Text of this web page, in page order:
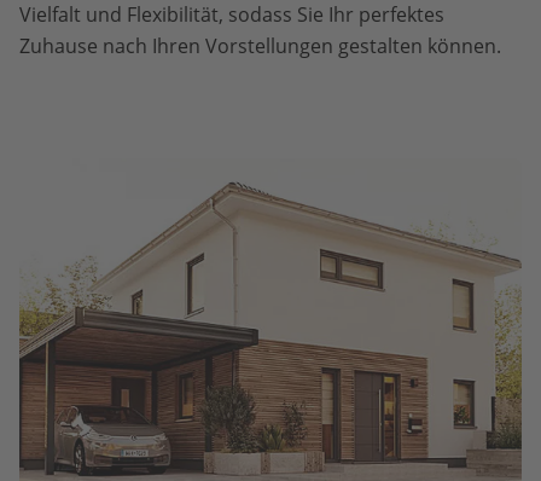
Vielfalt und Flexibilität, sodass Sie Ihr perfektes
Zuhause nach Ihren Vorstellungen gestalten können.